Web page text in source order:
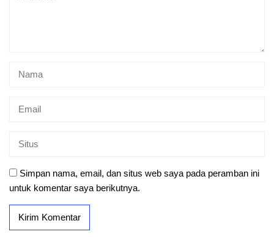
Simpan nama, email, dan situs web saya pada peramban ini
untuk komentar saya berikutnya.